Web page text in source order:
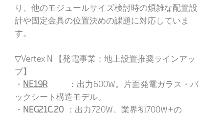
り、他のモジュールサイズ検討時の煩雑な配置設
計や固定金具の位置決めの課題に対応していま
す。
▽Vertex N 【発電事業：地上設置推奨ラインアッ
プ】
・ NE19R：出力600W。片面発電ガラス・バ
ックシート構造モデル。
・ NEG21C.20 ：出力720W。業界初700W+の